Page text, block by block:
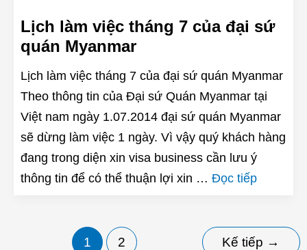
Lịch làm việc tháng 7 của đại sứ
quán Myanmar
Lịch làm việc tháng 7 của đại sứ quán Myanmar
Theo thông tin của Đại sứ Quán Myanmar tại
Việt nam ngày 1.07.2014 đại sứ quán Myanmar
sẽ dừng làm việc 1 ngày. Vì vậy quý khách hàng
đang trong diện xin visa business cần lưu ý
thông tin để có thể thuận lợi xin … Đọc tiếp
1 2 Kế tiếp →